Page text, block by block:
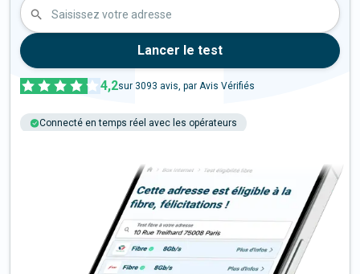
Saisissez votre adresse
Lancer le test
4,2sur 3093 avis, par Avis Vérifiés
Connecté en temps réel avec les opérateurs